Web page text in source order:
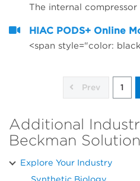
HIAC PODS+ Online
Prev 1
Additional
Beckman
Explore Your Industry
Synthetic Biology